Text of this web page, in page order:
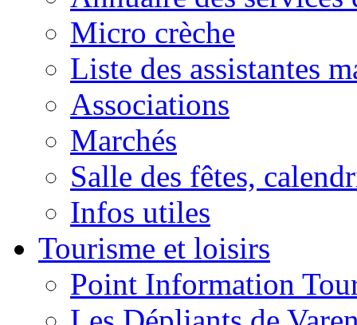
Micro crèche
Liste des assistantes
Associations
Marchés
Salle des fêtes,
Infos utiles
Tourisme et loisirs
Point Information